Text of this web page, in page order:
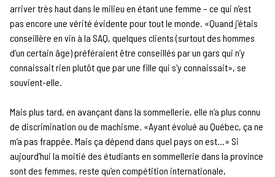
arriver très haut dans le milieu en étant une femme – ce qui n’est
pas encore une vérité évidente pour tout le monde. «Quand j’étais
conseillère en vin à la SAQ, quelques clients (surtout des hommes
d’un certain âge) préféraient être conseillés par un gars qui n’y
connaissait rien plutôt que par une fille qui s’y connaissait», se
souvient-elle.
Mais plus tard, en avançant dans la sommellerie, elle n’a plus connu
de discrimination ou de machisme. «Ayant évolué au Québec, ça ne
m’a pas frappée. Mais ça dépend dans quel pays on est…» Si
aujourd’hui la moitié des étudiants en sommellerie dans la province
sont des femmes, reste qu’en compétition internationale,